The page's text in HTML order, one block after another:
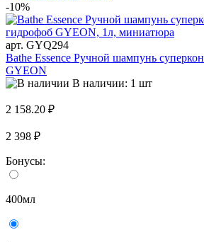
-10%
арт. GYQ294
Bathe Essence Ручной шампунь
GYEON
В наличии: 1 шт
2 158.20 ₽
2 398 ₽
Бонусы:
400мл